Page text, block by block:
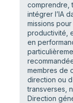
comprendre,
intégrer l’IA
missions
productivité,
en
membres de
direction ou
transverses,
Direction